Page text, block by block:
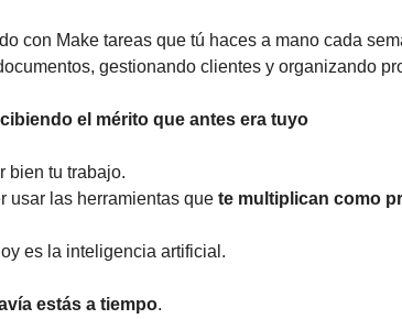
con Make tareas que tú haces a mano cada
gestionando clientes y organizando
el mérito que antes era tuyo
bien tu trabajo.
usar las herramientas que te multiplican como
es la inteligencia artificial.
estás a tiempo.